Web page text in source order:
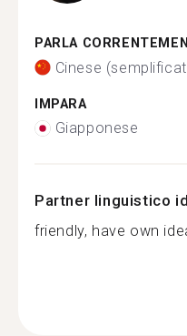
PARLA
Cinese
IMPARA
Giapponese
Partner linguistico
friendly, have own